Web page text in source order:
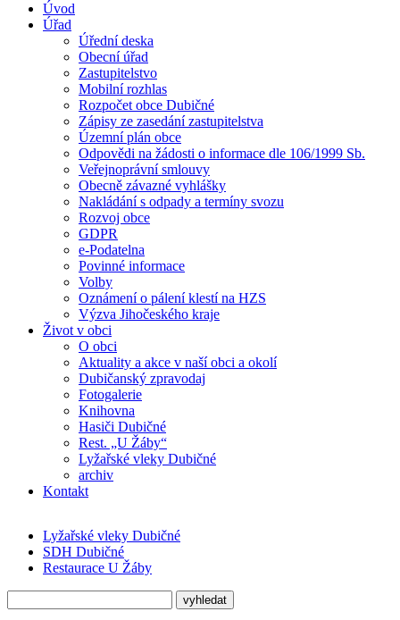
Úvod
Úřad
Úřední deska
Obecní úřad
Zastupitelstvo
Mobilní rozhlas
Rozpočet obce Dubičné
Zápisy ze zasedání zastupitelstva
Územní plán obce
Odpovědi na žádosti o informace dle 106/1999 Sb.
Veřejnoprávní smlouvy
Obecně závazné vyhlášky
Nakládání s odpady a termíny svozu
Rozvoj obce
GDPR
e-Podatelna
Povinné informace
Volby
Oznámení o pálení klestí na HZS
Výzva Jihočeského kraje
Život v obci
O obci
Aktuality a akce v naší obci a okolí
Dubičanský zpravodaj
Fotogalerie
Knihovna
Hasiči Dubičné
Rest. „U Žáby“
Lyžařské vleky Dubičné
archiv
Kontakt
Lyžařské vleky Dubičné
SDH Dubičné
Restaurace U Žáby